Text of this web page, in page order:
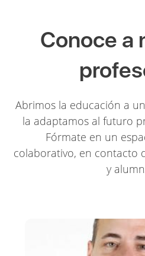
Conoce a
Abrimos la educación a
la adaptamos al futuro
Fórmate en un
colaborativo, en contacto
y